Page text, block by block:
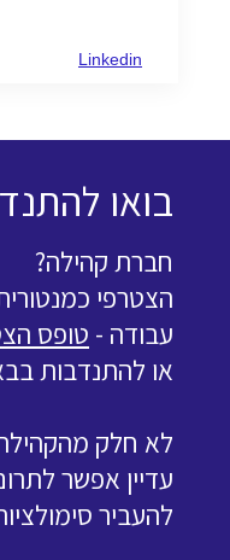
Linkedin
בואו
חברת קהילה?
הצטרפי
עבודה - טופס
או להתנדבות
לא חלק
עדיין אפשר
להעביר